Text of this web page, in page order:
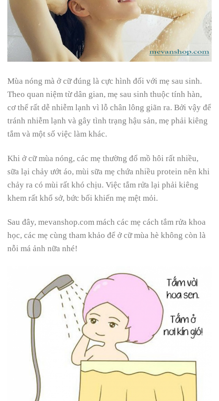
Mùa nóng mà ở cữ đúng là cực hình đối với mẹ sau sinh.
Theo quan niệm từ dân gian, mẹ sau sinh thuộc tính hàn,
cơ thể rất dễ nhiễm lạnh vì lỗ chân lông giãn ra. Bởi vậy để
tránh nhiễm lạnh và gây tình trạng hậu sản, mẹ phải kiêng
tắm và một số việc làm khác.
Khi ở cữ mùa nóng, các mẹ thường đổ mồ hôi rất nhiều,
sữa lại chảy ướt áo, mùi sữa mẹ chứa nhiều protein nên khi
chảy ra có mùi rất khó chịu. Việc tắm rửa lại phải kiêng
khem rất khổ sở, bức bối khiến mẹ mệt mỏi.
Sau đây, mevanshop.com mách các mẹ cách tắm rửa khoa
học, các mẹ cùng tham khảo để ở cữ mùa hè không còn là
nỗi má ảnh nữa nhé!